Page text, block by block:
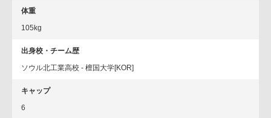
体重
105kg
出身校・チーム歴
ソウル北工業高校 - 檀国大学[KOR]
キャップ
6